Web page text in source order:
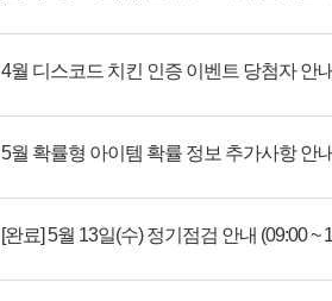
4월 디스코드 치킨 인증 이벤트 당첨자 안
5월 확률형 아이템 확률 정보 추가사항 안
[완료] 5월 13일(수) 정기점검 안내 (09:00 ~